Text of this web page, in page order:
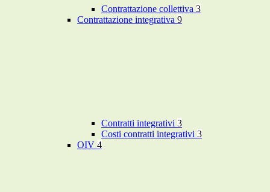
Contrattazione collettiva 3
Contrattazione integrativa 9
Contratti integrativi 3
Costi contratti integrativi 3
OIV 4